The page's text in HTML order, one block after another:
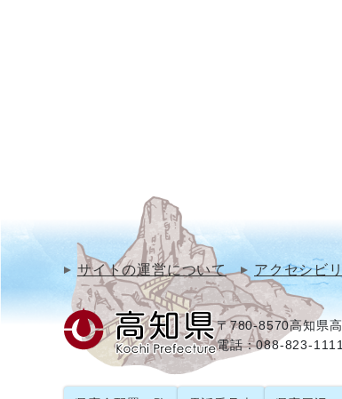
サイトの運営について アクセシビ
〒780-8570高知県
電話：088-823-